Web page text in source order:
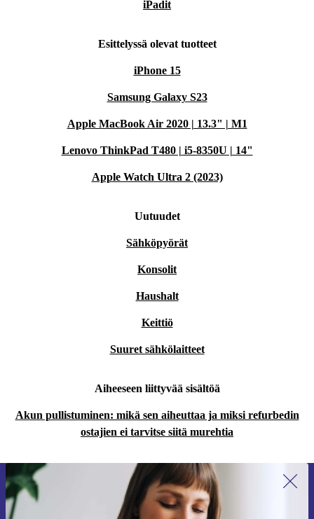
iPadit
Esittelyssä olevat tuotteet
iPhone 15
Samsung Galaxy S23
Apple MacBook Air 2020 | 13.3" | M1
Lenovo ThinkPad T480 | i5-8350U | 14"
Apple Watch Ultra 2 (2023)
Uutuudet
Sähköpyörät
Konsolit
Haushalt
Keittiö
Suuret sähkölaitteet
Aiheeseen liittyvää sisältöä
Akun pullistuminen: mikä sen aiheuttaa ja miksi refurbedin
ostajien ei tarvitse siitä murehtia
Liity ensimmäistä kertaa uutiskirjeen
tilaajaksi ja säästä 15 €!